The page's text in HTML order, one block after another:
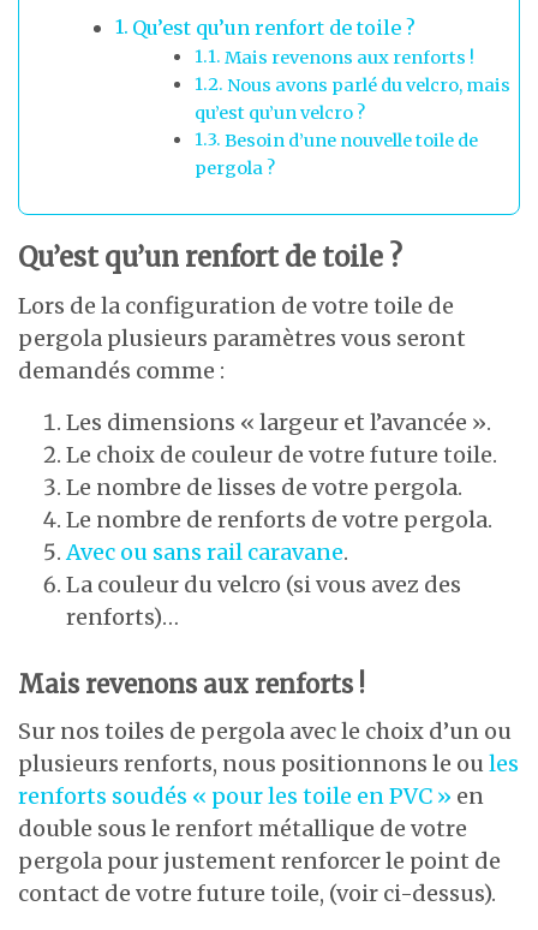
Qu’est qu’un renfort de toile ?
Mais revenons aux renforts !
Nous avons parlé du velcro, mais
qu’est qu’un velcro ?
Besoin d’une nouvelle toile de
pergola ?
Qu’est qu’un renfort de toile ?
Lors de la configuration de votre toile de
pergola plusieurs paramètres vous seront
demandés comme :
Les dimensions « largeur et l’avancée ».
Le choix de couleur de votre future toile.
Le nombre de lisses de votre pergola.
Le nombre de renforts de votre pergola.
Avec ou sans rail caravane.
La couleur du velcro (si vous avez des
renforts)…
Mais revenons aux renforts !
Sur nos toiles de pergola avec le choix d’un ou
plusieurs renforts, nous positionnons le ou les
renforts soudés « pour les toile en PVC » en
double sous le renfort métallique de votre
pergola pour justement renforcer le point de
contact de votre future toile, (voir ci-dessus).